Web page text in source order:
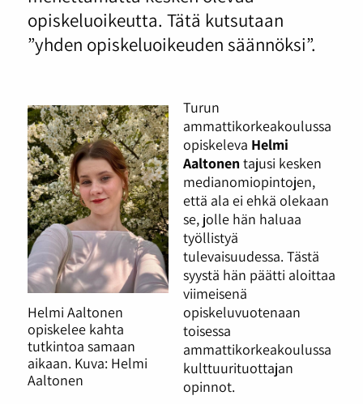
opiskeluoikeutta. Tätä kutsutaan
”yhden opiskeluoikeuden säännöksi”.
Helmi Aaltonen
opiskelee kahta
tutkintoa samaan
aikaan. Kuva: Helmi
Aaltonen
Turun
ammattikorkeakoulussa
opiskeleva Helmi
Aaltonentajusi kesken
medianomiopintojen,
että ala ei ehkä olekaan
se, jolle hän haluaa
työllistyä
tulevaisuudessa. Tästä
syystä hän päätti aloittaa
viimeisenä
opiskeluvuotenaan
toisessa
ammattikorkeakoulussa
kulttuurituottajan
opinnot.